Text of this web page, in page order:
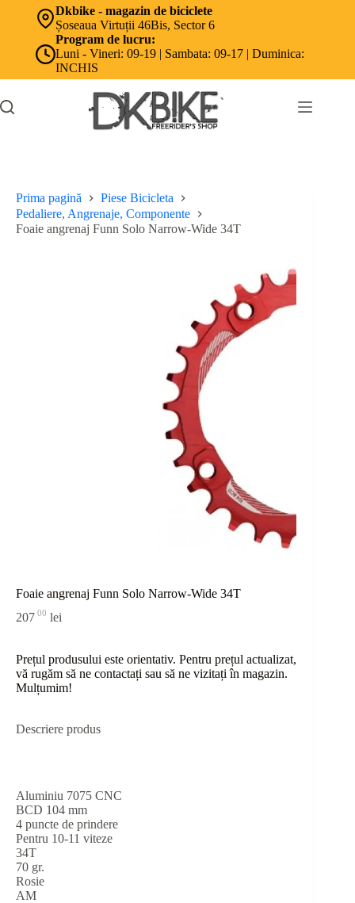
Dkbike - magazin de biciclete
Șoseaua Virtuții 46Bis, Sector 6
Program de lucru:
Luni - Vineri: 09-19 | Sambata: 09-17 | Duminica:
INCHIS
Prima pagină
Piese Bicicleta
Pedaliere, Angrenaje, Componente
Foaie angrenaj Funn Solo Narrow-Wide 34T
Foaie angrenaj Funn Solo Narrow-Wide 34T
207 00 lei
Prețul produsului este orientativ. Pentru prețul actualizat,
vă rugăm să ne contactați sau să ne vizitați în magazin.
Mulțumim!
Descriere produs
Aluminiu 7075 CNC
BCD 104 mm
4 puncte de prindere
Pentru 10-11 viteze
34T
70 gr.
Rosie
AM